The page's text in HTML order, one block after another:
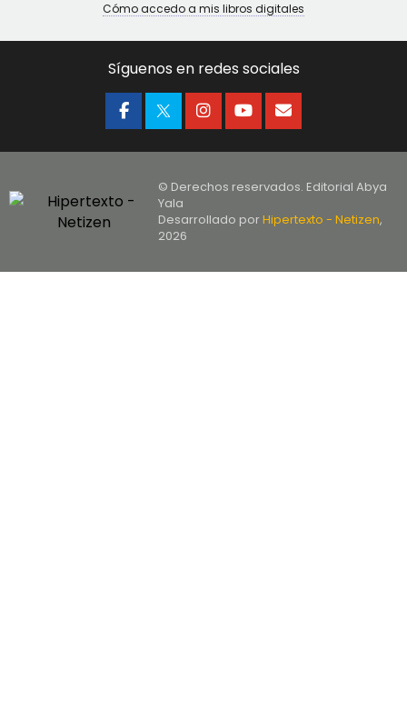
Cómo accedo a mis libros digitales
Síguenos en redes sociales
© Derechos reservados. Editorial Abya
Yala
Desarrollado porHipertexto - Netizen,
2026